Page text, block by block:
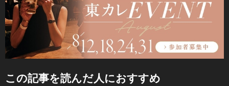
この記事を読んだ人におすすめ